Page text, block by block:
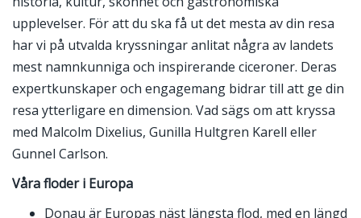
upplevelser. För att du ska få ut det mesta av din resa
har vi på utvalda kryssningar anlitat några av landets
mest namnkunniga och inspirerande ciceroner. Deras
expertkunskaper och engagemang bidrar till att ge din
resa ytterligare en dimension. Vad sägs om att kryssa
med Malcolm Dixelius, Gunilla Hultgren Karell eller
Gunnel Carlson.
Våra floder i Europa
Donau är Europas näst längsta flod, med en längd